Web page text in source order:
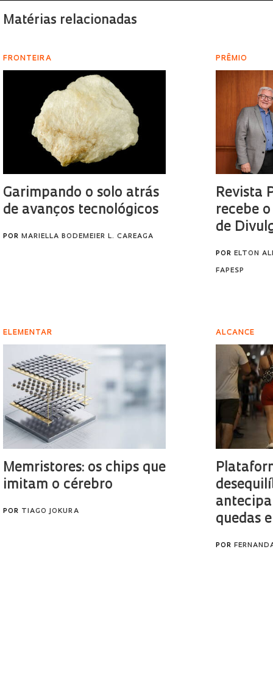
Matérias relacionadas
FRONTEIRA
Garimpando o solo atrás
de avanços tecnológicos
POR MARIELLA BODEMEIER L. CAREAGA
PRÊMIO
Revista
recebe o
de
PORELTON
FAPESP
ELEMENTAR
Memristores: os chips que
imitam o cérebro
POR TIAGO JOKURA
ALCANCE
quedas
POR